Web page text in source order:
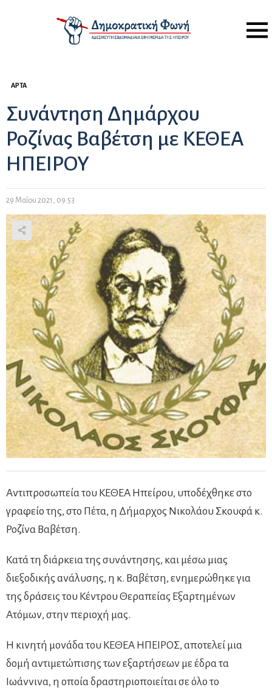
Menu
ΆΡΤΑ
Συνάντηση Δημάρχου
Ροζίνας Βαβέτση με ΚΕΘΕΑ
ΗΠΕΙΡΟΥ
29 Μαΐου 2021, 09:53
Αντιπροσωπεία του ΚΕΘΕΑ Ηπείρου, υποδέχθηκε στο
γραφείο της, στο Πέτα, η Δήμαρχος Νικολάου Σκουφά κ.
Ροζίνα Βαβέτση.
Κατά τη διάρκεια της συνάντησης, και μέσω μιας
διεξοδικής ανάλυσης, η κ. Βαβέτση, ενημερώθηκε για
της δράσεις του Κέντρου Θεραπείας Εξαρτημένων
Ατόμων, στην περιοχή μας.
Η κινητή μονάδα του ΚΕΘΕΑ ΗΠΕΙΡΟΣ, αποτελεί μια
δομή αντιμετώπισης των εξαρτήσεων με έδρα τα
Ιωάννινα, η οποία δραστηριοποιείται σε όλο το